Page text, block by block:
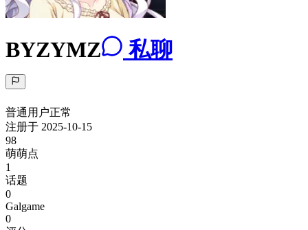
BYZYMZ 私聊
普通用户正常
注册于 2025-10-15
98
萌萌点
1
话题
0
Galgame
0